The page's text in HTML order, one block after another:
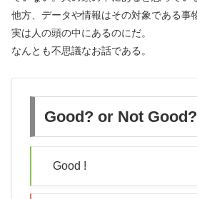
他方、データや情報はその対象である事
実は人の頭の中にあるのにだ。
なんとも不思議なお話である。
Good? or Not Good?
Good !